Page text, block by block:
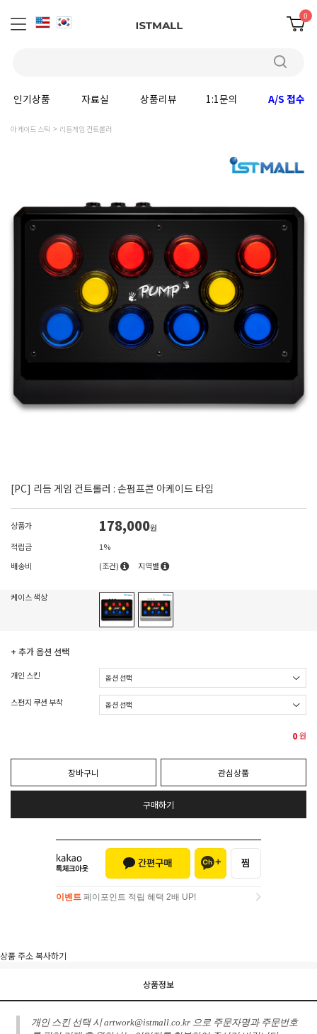
0
인기상품 자료실 상품리뷰 1:1문의 A/S 접수
아케이드 스틱 리듬게임 컨트롤러
[PC] 리듬 게임 컨트롤러 : 손펌프콘 아케이드 타입
상품가 178,000원
적립금
1%
배송비
(조건) 지역별
케이스 색상
+ 추가 옵션 선택
개인 스킨
스펀지 쿠션 부착
0원
장바구니 관심상품
구매하기
이벤트 페이포인트 적립 혜택 2배 UP!
상품 주소 복사하기
상품정보
개인 스킨 선택 시artwork@istmall.co.kr 으로 주문자명과 주문번호